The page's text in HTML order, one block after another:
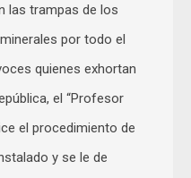
las trampas de los
por todo el
quienes exhortan
el “Profesor
el procedimiento de
y se le de